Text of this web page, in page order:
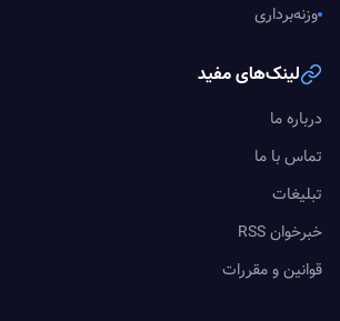
وزنه‌برداری
لینک‌های مفید
درباره ما
تماس با ما
تبلیغات
خبرخوان RSS
قوانین و مقررات